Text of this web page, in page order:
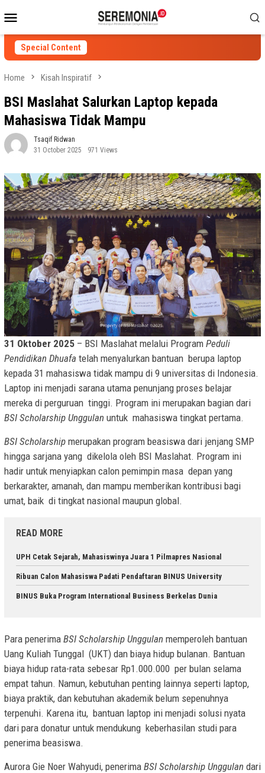
to
contentMenu
Special Content
Home Kisah Inspiratif
BSI Maslahat Salurkan Laptop kepada
Mahasiswa Tidak Mampu
Tsaqif Ridwan
31 October 2025
971 Views
31 Oktober 2025 – BSI Maslahat melalui Program Peduli
Pendidikan Dhuafa telah menyalurkan bantuan berupa laptop
kepada 31 mahasiswa tidak mampu di 9 universitas di Indonesia.
Laptop ini menjadi sarana utama penunjang proses belajar
mereka di perguruan tinggi. Program ini merupakan bagian dari
BSI Scholarship Unggulan untuk mahasiswa tingkat pertama.
BSI Scholarship merupakan program beasiswa dari jenjang SMP
hingga sarjana yang dikelola oleh BSI Maslahat. Program ini
hadir untuk menyiapkan calon pemimpin masa depan yang
berkarakter, amanah, dan mampu memberikan kontribusi bagi
umat, baik di tingkat nasional maupun global.
READ MORE
UPH Cetak Sejarah, Mahasiswinya Juara 1 Pilmapres Nasional
Ribuan Calon Mahasiswa Padati Pendaftaran BINUS University
BINUS Buka Program International Business Berkelas Dunia
Para penerima BSI Scholarship Unggulan memperoleh bantuan
Uang Kuliah Tunggal (UKT) dan biaya hidup bulanan. Bantuan
biaya hidup rata-rata sebesar Rp1.000.000 per bulan selama
empat tahun. Namun, kebutuhan penting lainnya seperti laptop,
biaya praktik, dan kebutuhan akademik belum sepenuhnya
terpenuhi. Karena itu, bantuan laptop ini menjadi solusi nyata
dari para donatur untuk mendukung keberhasilan studi para
penerima beasiswa.
Aurora Gie Noer Wahyudi, penerima BSI Scholarship Unggulan dari